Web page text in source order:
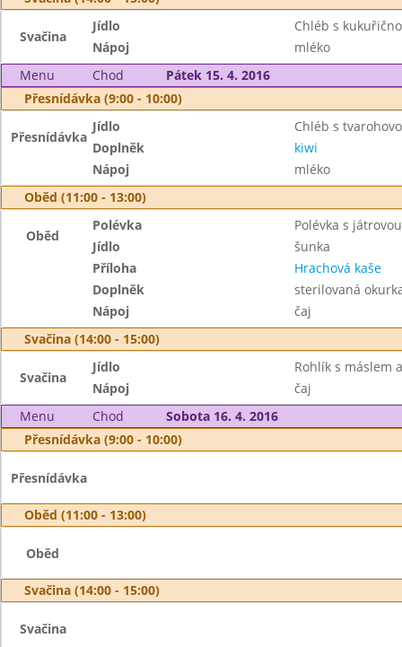
Svačina
Jídlo
Chléb s
Nápoj
mléko
Menu
Chod
Pátek 15. 4. 2016
Přesnídávka (9:00 - 10:00)
Přesnídávka
Jídlo
Chléb s
Doplněk
kiwi
Nápoj
mléko
Oběd (11:00 - 13:00)
Oběd
Polévka
Polévka s
Jídlo
šunka
Příloha
Hrachová kaše
Doplněk
sterilovaná
Nápoj
čaj
Svačina (14:00 - 15:00)
Svačina
Jídlo
Rohlík s máslem
Nápoj
čaj
Menu
Chod
Sobota 16. 4. 2016
Přesnídávka (9:00 - 10:00)
Přesnídávka
Oběd (11:00 - 13:00)
Oběd
Svačina (14:00 - 15:00)
Svačina